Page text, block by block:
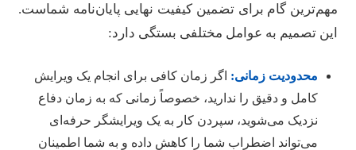
مهم‌ترین گام برای تضمین کیفیت نهایی پایان‌نامه شماست.
این تصمیم به عوامل مختلفی بستگی دارد:
محدودیت زمانی:اگر زمان کافی برای انجام یک ویرایش
کامل و دقیق را ندارید، خصوصاً زمانی که به زمان دفاع
نزدیک می‌شوید، سپردن کار به یک ویرایشگر حرفه‌ای
می‌تواند اضطراب شما را کاهش داده و به شما اطمینان